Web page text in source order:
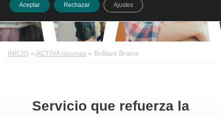
INICIO » ACTIVA Idiomas » Brilliant Brains
Servicio que refuerza la
Aceptar Rechazar Ajustes